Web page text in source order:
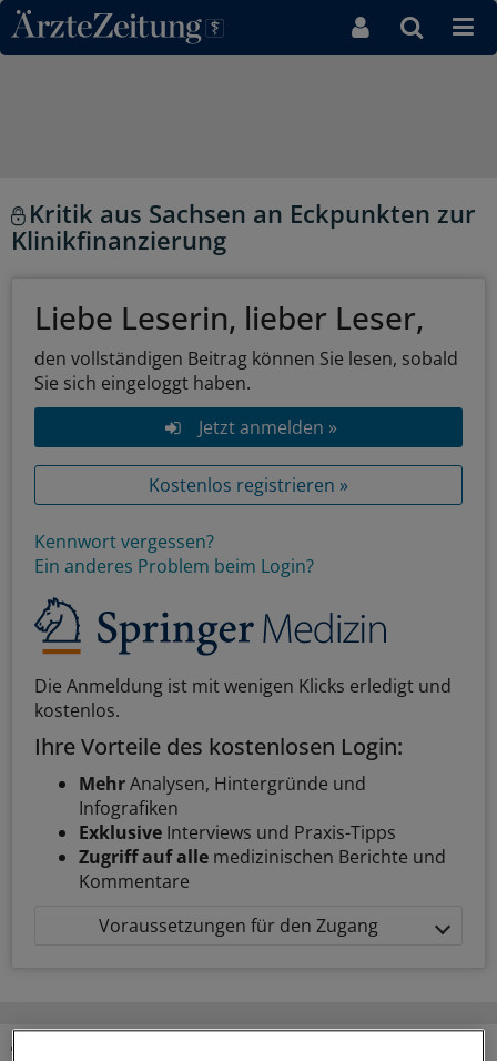
Direkt zum Inhaltsbereich
Kritik aus Sachsen an Eckpunkten zur
Klinikfinanzierung
Liebe Leserin, lieber Leser,
den vollständigen Beitrag können Sie lesen, sobald
Sie sich eingeloggt haben.
Jetzt anmelden »
Kostenlos registrieren »
Kennwort vergessen?
Ein anderes Problem beim Login?
Die Anmeldung ist mit wenigen Klicks erledigt und
kostenlos.
Ihre Vorteile des kostenlosen Login:
MehrAnalysen, Hintergründe und
Infografiken
Exklusive Interviews und Praxis-Tipps
Zugriff auf alle medizinischen Berichte und
Kommentare
Voraussetzungen für den Zugang